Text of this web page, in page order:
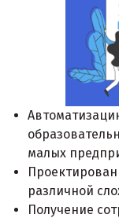
малых
различной
Получение